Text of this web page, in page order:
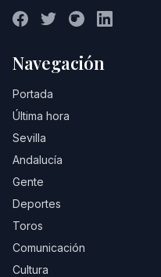
Navegación
Portada
Última hora
Sevilla
Andalucía
Gente
Deportes
Toros
Comunicación
Cultura